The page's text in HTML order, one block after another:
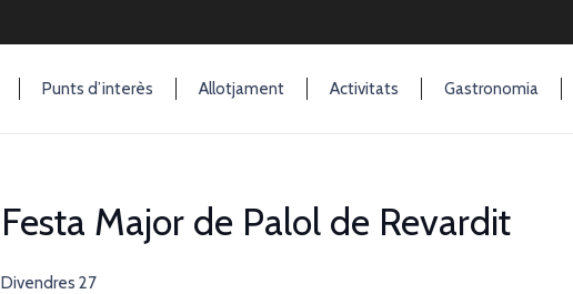
Punts d’interès Allotjament Activitats Gastronomia
Festa Major de Palol de Revardit
Divendres 27